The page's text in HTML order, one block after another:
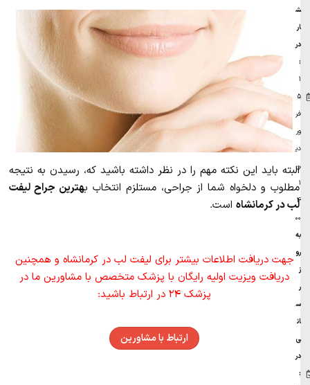
ش
ار
در
:
۱
۵
فر
ور
دی
ن
۱
۴
۰۰
به‌
رو
ز‌
ر
س
ان
ی
در
:
البته باید این نکته مهم را در نظر داشته باشید که، رسیدن به نتیجه
مطلوب و دلخواه شما از جراحی، مستلزم انتخاب بهترین جراح لیفت
لب در کرمانشاه است.
جهت دریافت اطلاعات بیشتر برای لیفت لب در کرمانشاه و همچنین
دریافت ویزیت اولیه رایگان با پزشک متخصص با مشاورین ما در
پزشک ۲۴ در ارتباط باشید:
ارتباط با مشاورین